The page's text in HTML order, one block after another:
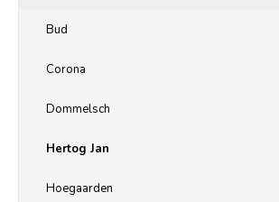
Bud
Corona
Dommelsch
Hertog Jan
Hoegaarden